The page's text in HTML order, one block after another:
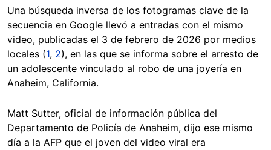
Una búsqueda inversa de los fotogramas clave de la
secuencia en Google llevó a entradas con el mismo
video, publicadas el 3 de febrero de 2026 por medios
locales (1, 2), en las que se informa sobre el arresto de
un adolescente vinculado al robo de una joyería en
Anaheim, California.
Matt Sutter, oficial de información pública del
Departamento de Policía de Anaheim, dijo ese mismo
día a la AFP que el joven del video viral era